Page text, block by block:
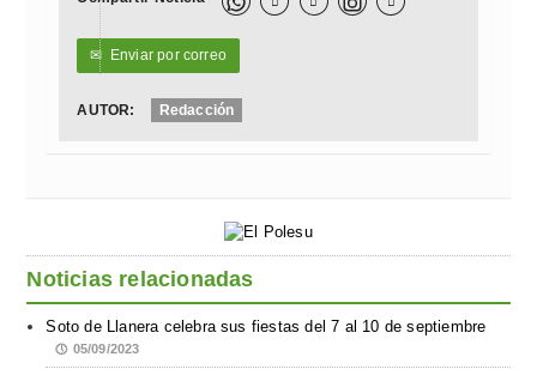
✉ Enviar por correo
AUTOR: Redacción
Noticias relacionadas
Soto de Llanera celebra sus fiestas del 7 al 10 de septiembre
05/09/2023